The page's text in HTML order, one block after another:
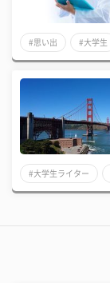
#思い出 #大学生
#大学生ライター